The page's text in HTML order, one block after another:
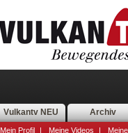
Vulkantv NEU Archiv
Mein Profil | Meine Videos |